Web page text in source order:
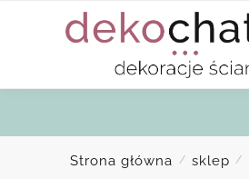
Strona główna / sklep /